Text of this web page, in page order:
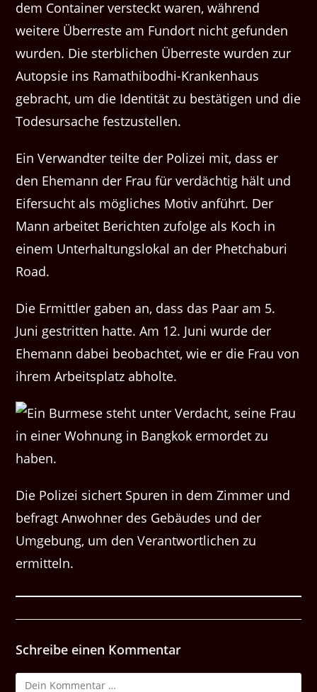
dem Container versteckt waren, während
weitere Überreste am Fundort nicht gefunden
wurden. Die sterblichen Überreste wurden zur
Autopsie ins Ramathibodhi-Krankenhaus
gebracht, um die Identität zu bestätigen und die
Todesursache festzustellen.
Ein Verwandter teilte der Polizei mit, dass er
den Ehemann der Frau für verdächtig hält und
Eifersucht als mögliches Motiv anführt. Der
Mann arbeitet Berichten zufolge als Koch in
einem Unterhaltungslokal an der Phetchaburi
Road.
Die Ermittler gaben an, dass das Paar am 5.
Juni gestritten hatte. Am 12. Juni wurde der
Ehemann dabei beobachtet, wie er die Frau von
ihrem Arbeitsplatz abholte.
Die Polizei sichert Spuren in dem Zimmer und
befragt Anwohner des Gebäudes und der
Umgebung, um den Verantwortlichen zu
ermitteln.
Schreibe einen Kommentar
Kommentar